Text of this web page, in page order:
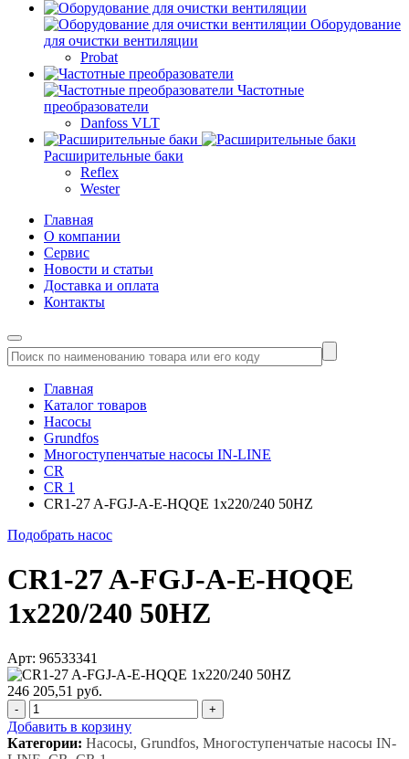
Оборудование
для очистки вентиляции
Probat
Частотные
преобразователи
Danfoss VLT
Расширительные баки
Reflex
Wester
Главная
О компании
Сервис
Новости и статьи
Доставка и оплата
Контакты
Главная
Каталог товаров
Насосы
Grundfos
Многоступенчатые насосы IN-LINE
CR
CR 1
CR1-27 A-FGJ-A-E-HQQE 1x220/240 50HZ
Подобрать насос
CR1-27 A-FGJ-A-E-HQQE
1x220/240 50HZ
Арт: 96533341
246 205,51 руб.
- +
Добавить в корзину
Категории: Насосы, Grundfos, Многоступенчатые насосы IN-